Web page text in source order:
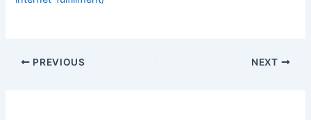
Post
PREVIOUS NEXT